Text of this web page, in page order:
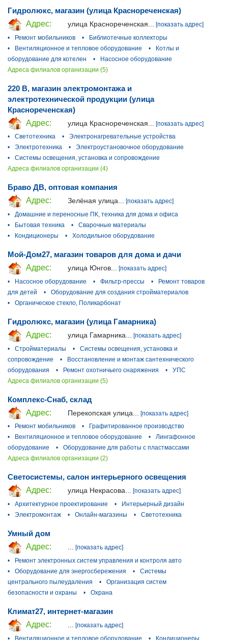
Гидролюкс, магазин (улица Краснореченская)
Адрес:
улица Краснореченская...
[показать адрес]
•
Ремонт мобильников •
Библиотечные коллекторы
•
Вентиляционное и тепловое оборудование •
Котлы и
оборудование для котелен
•
Насосное оборудование
Адреса филиалов организации (5)
220 В, магазин электромонтажа и
электротехнической продукции (улица
Краснореченская)
Адрес:
улица Краснореченская...
[показать адрес]
•
Светотехника •
Электронагревательные устройства
•
Электротехника •
Электроустановочное оборудование
•
Системы освещения, установка и сопровождение
Адреса филиалов организации (4)
Браво ДВ, оптовая компания
Адрес:
Зелёная улица... [показать адрес]
•
Домашние и переносные ПК, техника для дома и офиса
•
Бытовая техника •
Сварочные материалы
•
Кондиционеры • Холодильное оборудование
Мой-Дом27, магазин товаров для дома и дачи
Адрес:
улица Юнгов...
[показать адрес]
•
Насосное оборудование • Фильтр-прессы •
Ремонт товаров
для детей
•
Оборудование для создания стройматериалов
•
Органическое стекло, Поликарбонат
Гидролюкс, магазин (улица Гамарника)
Адрес:
улица Гамарника...
[показать адрес]
•
Стройматериалы •
Системы освещения, установка и
сопровождение
•
Восстановление и монтаж сантехнического
оборудования
• Ремонт охотничьего снаряжения •
УПС
Адреса филиалов организации (5)
Комплекс-Снаб, склад
Адрес:
Перекопская улица...
[показать адрес]
•
Ремонт мобильников •
Графитированное производство
•
Вентиляционное и тепловое оборудование •
Лингафонное
оборудование
•
Оборудование для работы с пластмассами
Адреса филиалов организации (2)
Светосистемы, салон интерьерного освещения
Адрес:
улица Некрасова... [показать адрес]
•
Архитектурное проектирование •
Интерьерный дизайн
•
Электромонтаж • Онлайн-магазины • Светотехника
Умный дом
Адрес:
[показать адрес]
•
Ремонт электронных систем управления и контроля авто
•
Оборудование для энергосбережения •
Системы
центрального пылеудаления
•
Организация систем
безопасности и охраны
• Охрана
Климат27, интернет-магазин
Адрес:
[показать адрес]
•
Вентиляционное и тепловое оборудование • Кондиционеры